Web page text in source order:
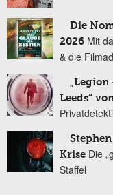
Die
2026 Mit
& die
„Legion
Leeds“
Krise Die
Staffel